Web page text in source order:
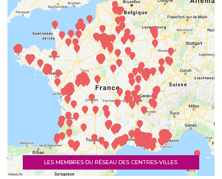
LES MEMBRES DU RÉSEAU DES CENTRES-VILLES